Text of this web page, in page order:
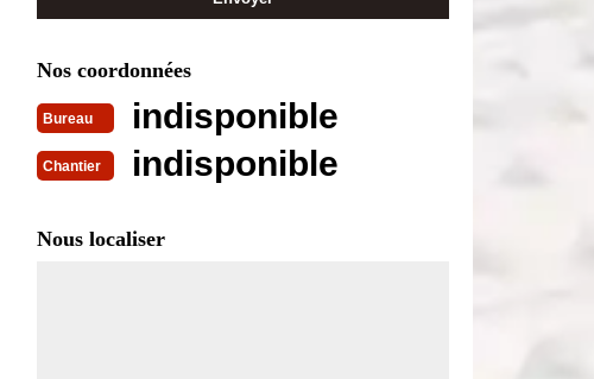
Nos coordonnées
Bureau indisponible
Chantier indisponible
Nous localiser